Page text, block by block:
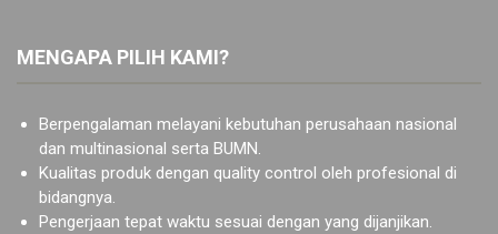
MENGAPA PILIH KAMI?
Berpengalaman melayani kebutuhan perusahaan nasional
dan multinasional serta BUMN.
Kualitas produk dengan quality control oleh profesional di
bidangnya.
Pengerjaan tepat waktu sesuai dengan yang dijanjikan.